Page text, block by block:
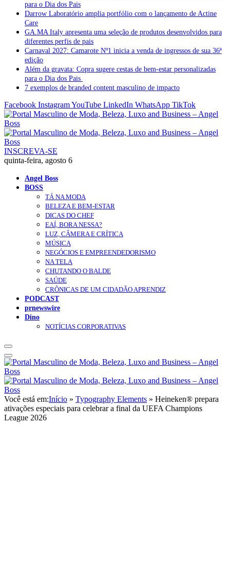
para o Dia dos Pais
Darrow Laboratório amplia portfólio com o lançamento de Actine
Care
GA.MA Italy apresenta uma seleção de produtos desenvolvidos para
diferentes perfis de pais
Carnaval 2027: Camarote Nº1 inicia a venda de ingressos de sua 36ª
edição
Além da gravata: Copra sugere cestas de bem-estar personalizadas
para o Dia dos Pais
7 exemplos de branded content masculino de impacto
Facebook InstagramYouTube LinkedIn WhatsApp TikTok
INSCREVA-SE
quinta-feira, agosto 6
Angel Boss
BOSS
TÁ NA MODA
BELEZA E BEM-ESTAR
DICAS DO CHEF
EAÍ, BORA NESSA?
LUZ, CÂMERA E CRÍTICA
MÚSICA
NEGÓCIOS E EMPREENDEDORISMO
NA TELA
CHUTANDO O BALDE
SAÚDE
CRÔNICAS DE UM CIDADÃO APRENDIZ
PODCAST
prnewswire
Dino
NOTÍCIAS CORPORATIVAS
Você está em:Início » Typography Elements » Heineken® prepara
ativações especiais para celebrar a final da UEFA Champions
League 2026